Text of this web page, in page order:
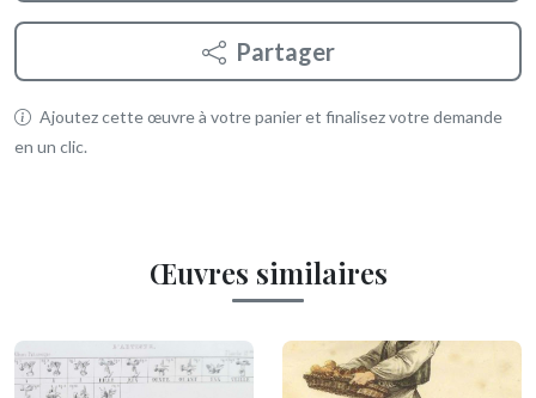
Partager
Ajoutez cette œuvre à votre panier et finalisez votre demande
en un clic.
Œuvres similaires